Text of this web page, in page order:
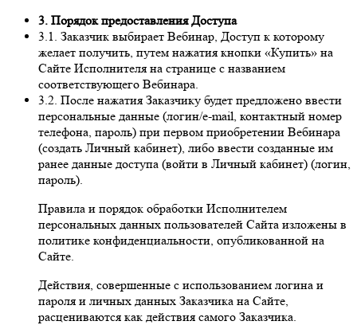
3. Порядок предоставления Доступа
3.1. Заказчик выбирает Вебинар, Доступ к которому
желает получить, путем нажатия кнопки «Купить» на
Сайте Исполнителя на странице с названием
соответствующего Вебинара.
3.2. После нажатия Заказчику будет предложено ввести
персональные данные (логин/e-mail, контактный номер
телефона, пароль) при первом приобретении Вебинара
(создать Личный кабинет), либо ввести созданные им
ранее данные доступа (войти в Личный кабинет) (логин,
пароль).
Правила и порядок обработки Исполнителем
персональных данных пользователей Сайта изложены в
политике конфиденциальности, опубликованной на
Сайте.
Действия, совершенные с использованием логина и
пароля и личных данных Заказчика на Сайте,
расцениваются как действия самого Заказчика.